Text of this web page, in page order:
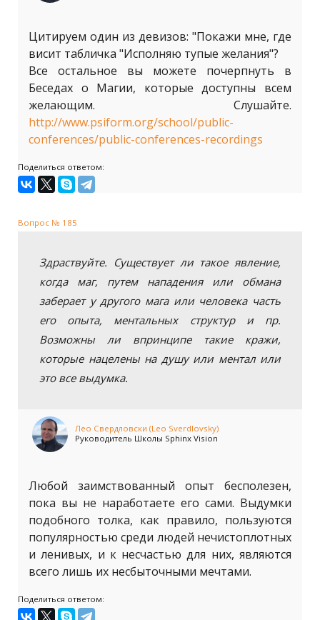
Цитируем один из девизов: "Покажи мне, где
висит табличка "Исполняю тупые желания"?
Все остальное вы можете почерпнуть в
Беседах о Магии, которые доступны всем
желающим. Слушайте.
http://www.psiform.org/school/public-
conferences/public-conferences-recordings
Поделиться ответом:
Вопрос № 185
Здраствуйте. Существует ли такое явление,
когда маг, путем нападения или обмана
заберает у другого мага или человека часть
его опыта, ментальных структур и пр.
Возможны ли впринципе такие кражи,
которые нацелены на душу или ментал или
это все выдумка.
Лео Свердловски (Leo Sverdlovsky)
Руководитель Школы Sphinx Vision
Любой заимствованный опыт бесполезен,
пока вы не наработаете его сами. Выдумки
подобного толка, как правило, пользуются
популярностью среди людей нечистоплотных
и ленивых, и к несчастью для них, являются
всего лишь их несбыточными мечтами.
Поделиться ответом: